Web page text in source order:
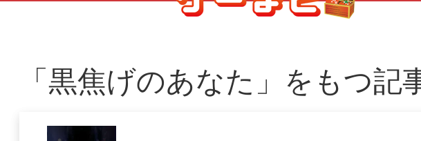
「黒焦げのあなた」をもつ記